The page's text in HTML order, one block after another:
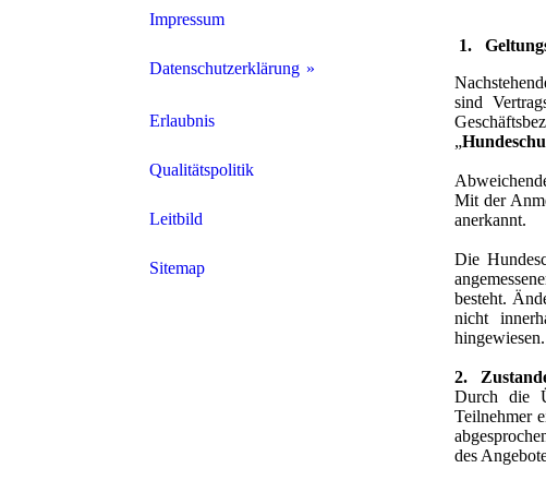
Impressum
Datenschutzerklärung
Datenschutzerklärung für Social Media
Erlaubnis
Qualitätspolitik
Leitbild
Sitemap
1.
sind
„
Mit der
anerkannt.
Die
besteht.
nicht
hingewiesen.
2.
Durch die
Teilnehmer
des